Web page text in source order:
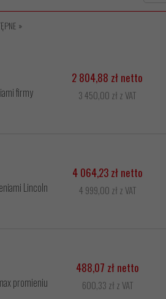
»
firmy
2 804,88 zł netto
3 450,00 zł z VAT
Lincoln
4 064,23 zł netto
4 999,00 zł z VAT
promieniu
488,07 zł netto
600,33 zł z VAT